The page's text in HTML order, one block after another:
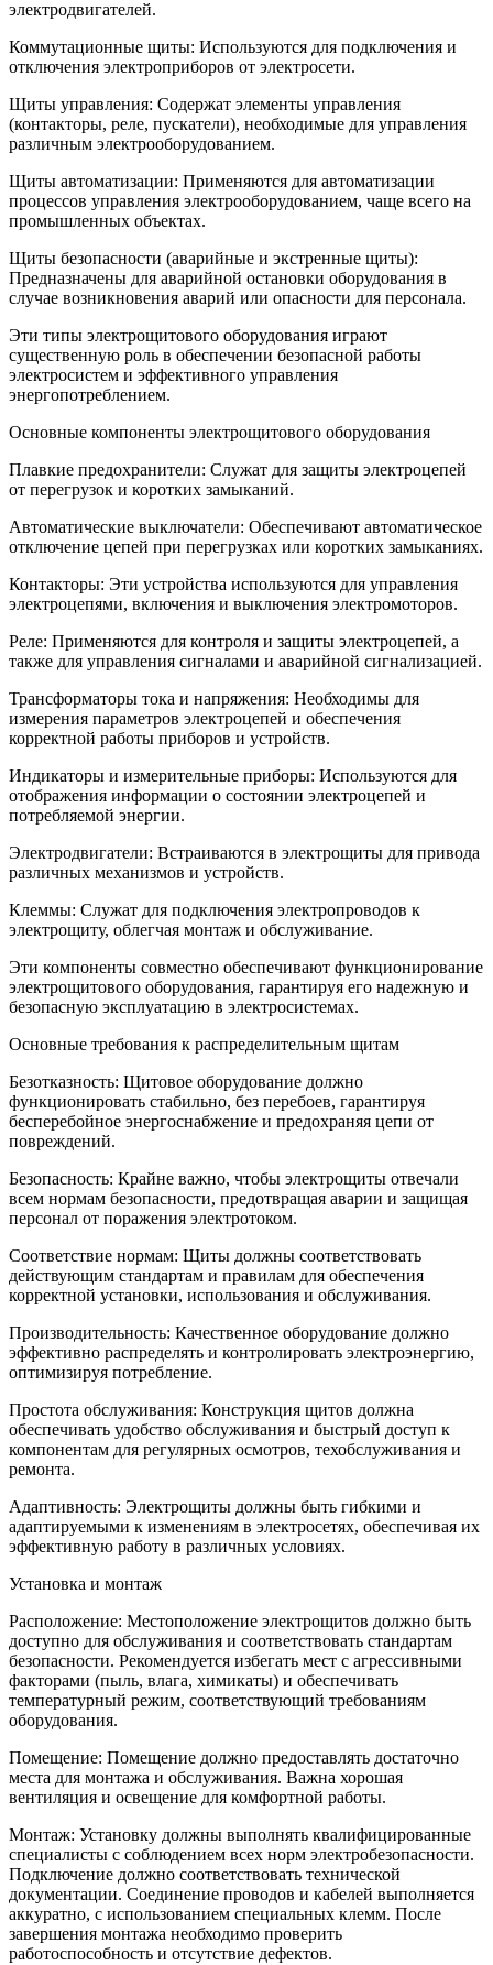
электродвигателей.
Коммутационные щиты: Используются для подключения и
отключения электроприборов от электросети.
Щиты управления: Содержат элементы управления
(контакторы, реле, пускатели), необходимые для управления
различным электрооборудованием.
Щиты автоматизации: Применяются для автоматизации
процессов управления электрооборудованием, чаще всего на
промышленных объектах.
Щиты безопасности (аварийные и экстренные щиты):
Предназначены для аварийной остановки оборудования в
случае возникновения аварий или опасности для персонала.
Эти типы электрощитового оборудования играют
существенную роль в обеспечении безопасной работы
электросистем и эффективного управления
энергопотреблением.
Основные компоненты электрощитового оборудования
Плавкие предохранители: Служат для защиты электроцепей
от перегрузок и коротких замыканий.
Автоматические выключатели: Обеспечивают автоматическое
отключение цепей при перегрузках или коротких замыканиях.
Контакторы: Эти устройства используются для управления
электроцепями, включения и выключения электромоторов.
Реле: Применяются для контроля и защиты электроцепей, а
также для управления сигналами и аварийной сигнализацией.
Трансформаторы тока и напряжения: Необходимы для
измерения параметров электроцепей и обеспечения
корректной работы приборов и устройств.
Индикаторы и измерительные приборы: Используются для
отображения информации о состоянии электроцепей и
потребляемой энергии.
Электродвигатели: Встраиваются в электрощиты для привода
различных механизмов и устройств.
Клеммы: Служат для подключения электропроводов к
электрощиту, облегчая монтаж и обслуживание.
Эти компоненты совместно обеспечивают функционирование
электрощитового оборудования, гарантируя его надежную и
безопасную эксплуатацию в электросистемах.
Основные требования к распределительным щитам
Безотказность: Щитовое оборудование должно
функционировать стабильно, без перебоев, гарантируя
бесперебойное энергоснабжение и предохраняя цепи от
повреждений.
Безопасность: Крайне важно, чтобы электрощиты отвечали
всем нормам безопасности, предотвращая аварии и защищая
персонал от поражения электротоком.
Соответствие нормам: Щиты должны соответствовать
действующим стандартам и правилам для обеспечения
корректной установки, использования и обслуживания.
Производительность: Качественное оборудование должно
эффективно распределять и контролировать электроэнергию,
оптимизируя потребление.
Простота обслуживания: Конструкция щитов должна
обеспечивать удобство обслуживания и быстрый доступ к
компонентам для регулярных осмотров, техобслуживания и
ремонта.
Адаптивность: Электрощиты должны быть гибкими и
адаптируемыми к изменениям в электросетях, обеспечивая их
эффективную работу в различных условиях.
Установка и монтаж
Расположение: Местоположение электрощитов должно быть
доступно для обслуживания и соответствовать стандартам
безопасности. Рекомендуется избегать мест с агрессивными
факторами (пыль, влага, химикаты) и обеспечивать
температурный режим, соответствующий требованиям
оборудования.
Помещение: Помещение должно предоставлять достаточно
места для монтажа и обслуживания. Важна хорошая
вентиляция и освещение для комфортной работы.
Монтаж: Установку должны выполнять квалифицированные
специалисты с соблюдением всех норм электробезопасности.
Подключение должно соответствовать технической
документации. Соединение проводов и кабелей выполняется
аккуратно, с использованием специальных клемм. После
завершения монтажа необходимо проверить
работоспособность и отсутствие дефектов.